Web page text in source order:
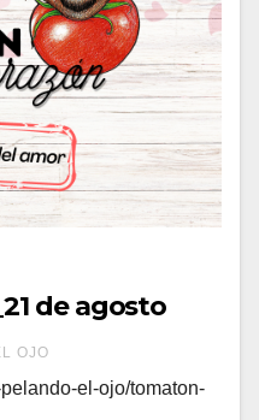
de agosto
OJO
el-ojo/tomaton-